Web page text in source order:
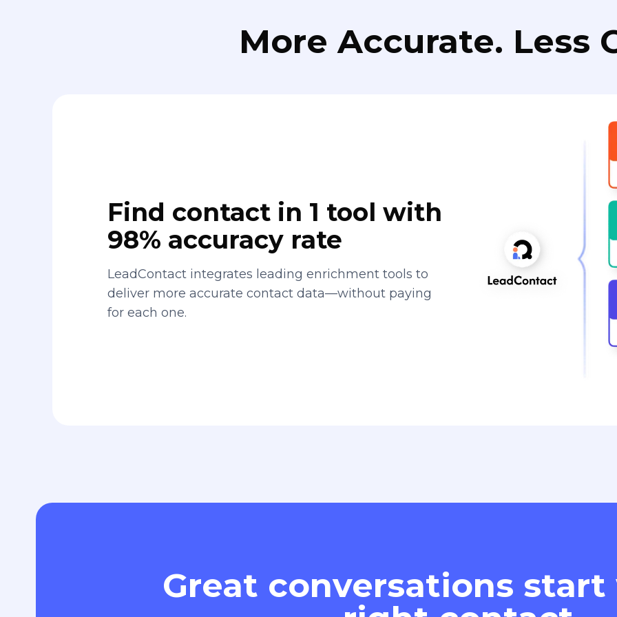
More Accurate. Less
Find contact in 1 tool with
98% accuracy rate
LeadContact integrates leading enrichment tools to
deliver more accurate contact data—without paying
for each one.
Great conversations